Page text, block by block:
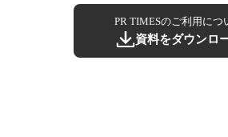
PR TIMESのご利用につ
資料をダウンロ